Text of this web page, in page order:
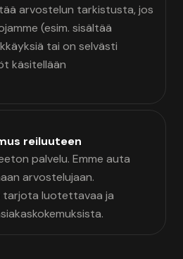
arvostelun tarkistusta, jos
(esim. sisältää
tai on selvästi
käsitellään
reiluuteen
palvelu. Emme auta
arvostelujaan.
tarjota luotettavaa ja